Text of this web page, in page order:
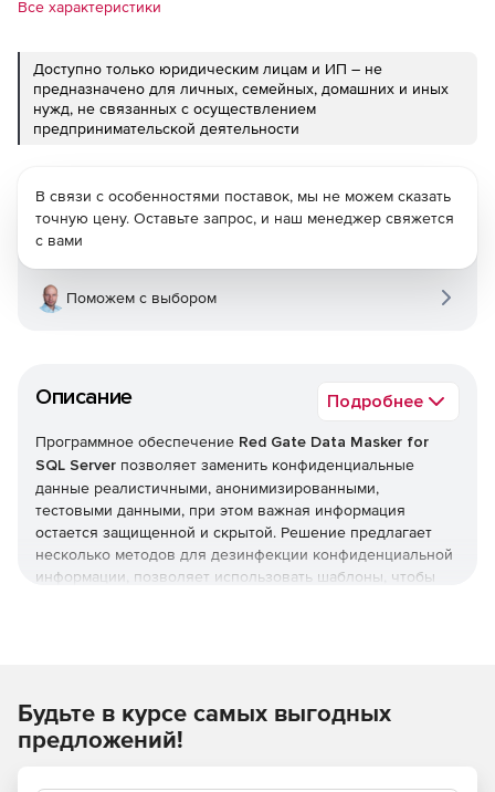
Все характеристики
Доступно только юридическим лицам и ИП – не
предназначено для личных, семейных, домашних и иных
нужд, не связанных с осуществлением
предпринимательской деятельности
Описание Подробнее
Программное обеспечение Red Gate Data Masker for
SQL Server позволяет заменить конфиденциальные
данные реалистичными, анонимизированными,
тестовыми данными, при этом важная информация
остается защищенной и скрытой. Решение предлагает
несколько методов для дезинфекции конфиденциальной
информации, позволяет использовать шаблоны, чтобы
проблемы безопасности. Данные тестов выглядят
реальными – команды разработчиков никогда не узнают
разницу, а конфиденциальный информационный контент
В связи с особенностями поставок, мы не можем сказать
точную цену. Оставьте запрос, и наш менеджер свяжется
с вами
Поможем с выбором
Будьте в курсе самых выгодных
предложений!